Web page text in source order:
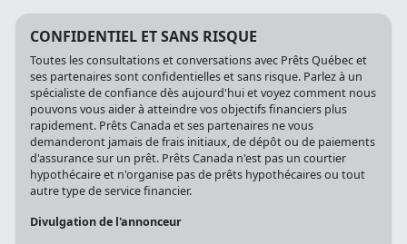
CONFIDENTIEL ET SANS RISQUE
Toutes les consultations et conversations avec Prêts Québec et
ses partenaires sont confidentielles et sans risque. Parlez à un
spécialiste de confiance dès aujourd'hui et voyez comment nous
pouvons vous aider à atteindre vos objectifs financiers plus
rapidement. Prêts Canada et ses partenaires ne vous
demanderont jamais de frais initiaux, de dépôt ou de paiements
d'assurance sur un prêt. Prêts Canada n'est pas un courtier
hypothécaire et n'organise pas de prêts hypothécaires ou tout
autre type de service financier.
Divulgation de l'annonceur